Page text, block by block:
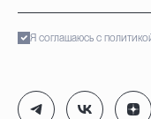
Я соглашаюсь с